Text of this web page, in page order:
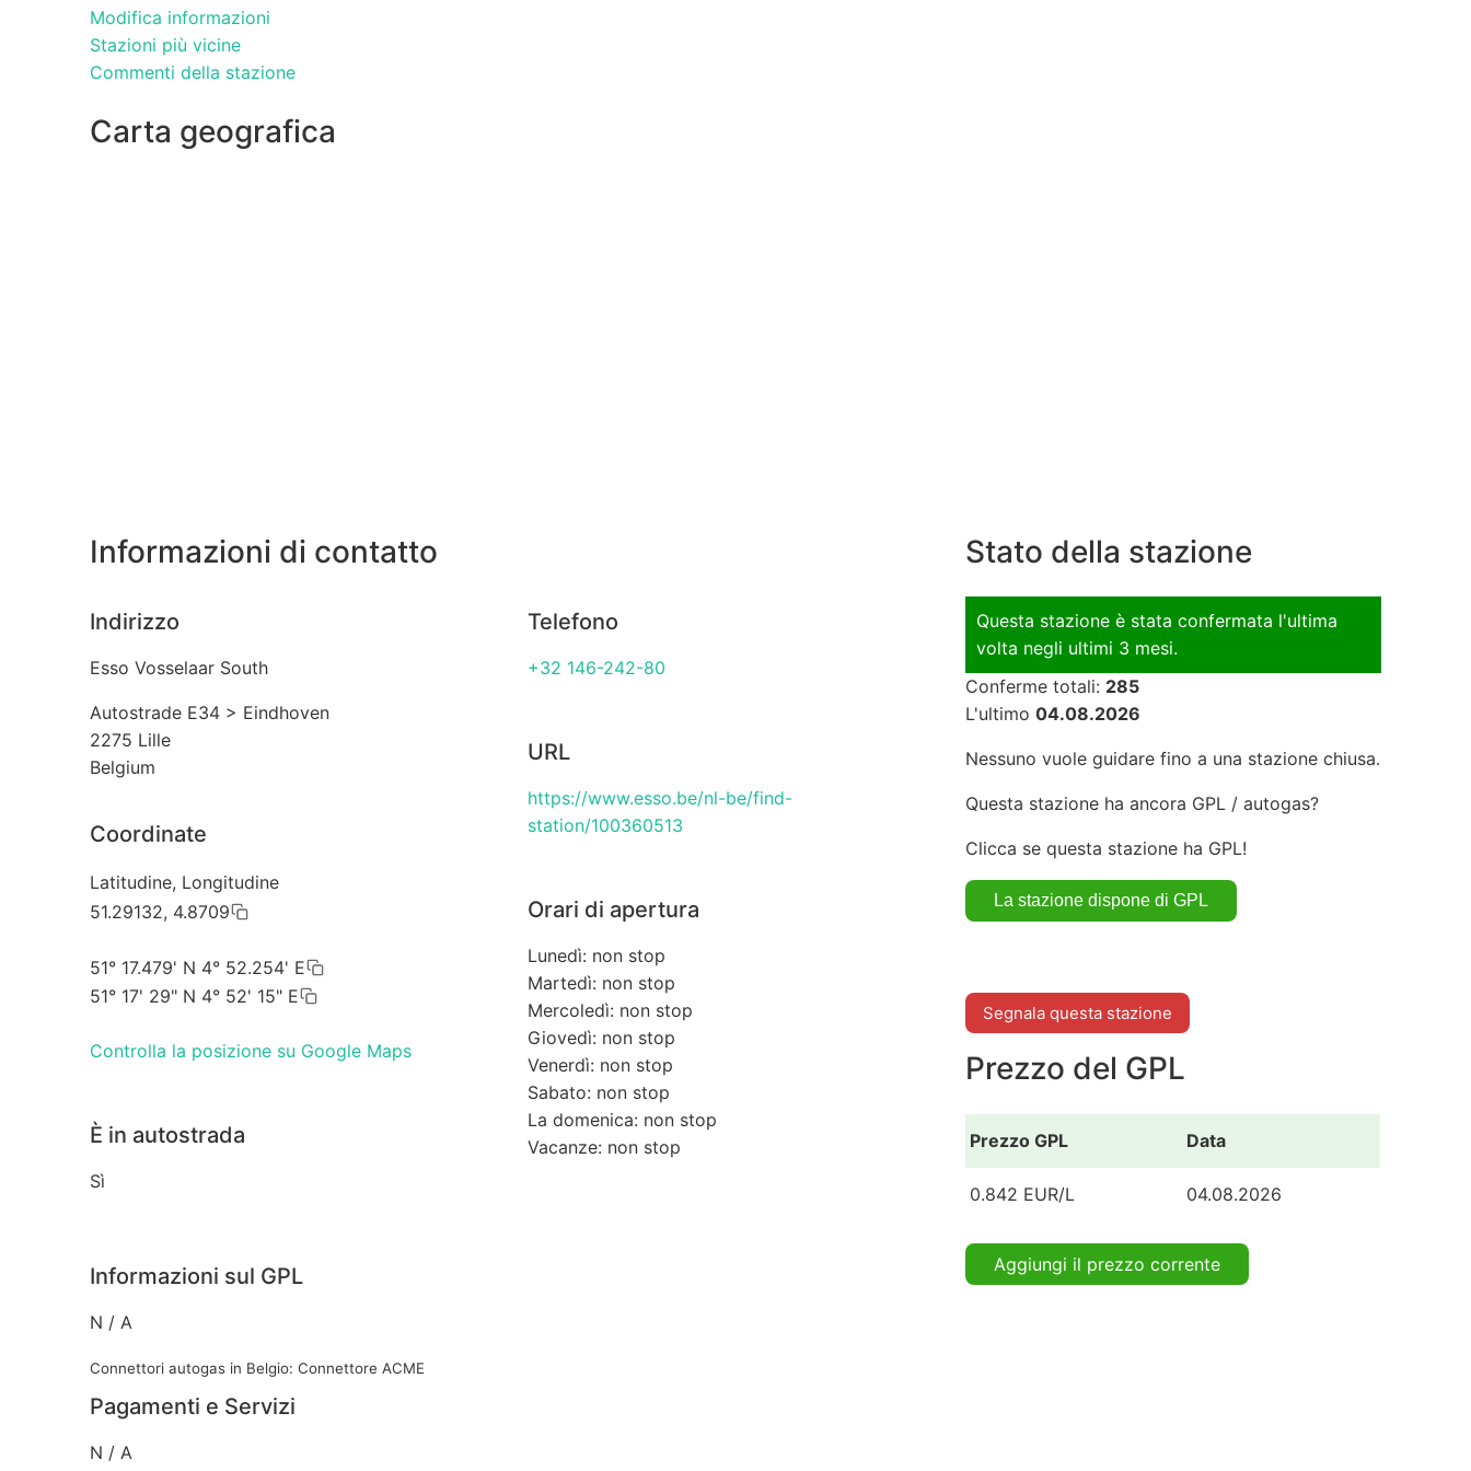
Modifica informazioni
Stazioni più vicine
Commenti della stazione
Carta geografica
Informazioni di contatto
Indirizzo
Esso Vosselaar South
Autostrade E34 > Eindhoven
2275 Lille
Belgium
Coordinate
Latitudine, Longitudine
51.29132, 4.8709
51° 17.479' N 4° 52.254' E
51° 17' 29" N 4° 52' 15" E
Controlla la posizione su Google Maps
È in autostrada
Sì
Telefono
+32 146-242-80
URL
https://www.esso.be/nl-be/find-
station/100360513
Orari di apertura
Lunedì: non stop
Martedì: non stop
Mercoledì: non stop
Giovedì: non stop
Venerdì: non stop
Sabato: non stop
La domenica: non stop
Vacanze: non stop
Informazioni sul GPL
N / A
Connettori autogas in Belgio: Connettore ACME
Pagamenti e Servizi
N / A
Stato della stazione
Questa stazione è stata confermata l'ultima
volta negli ultimi 3 mesi.
Conferme totali: 285
L'ultimo 04.08.2026
Nessuno vuole guidare fino a una stazione chiusa.
Questa stazione ha ancora GPL / autogas?
Clicca se questa stazione ha GPL!
Segnala questa stazione
Prezzo del GPL
Prezzo GPL Data
0.842 EUR/L 04.08.2026
Aggiungi il prezzo corrente